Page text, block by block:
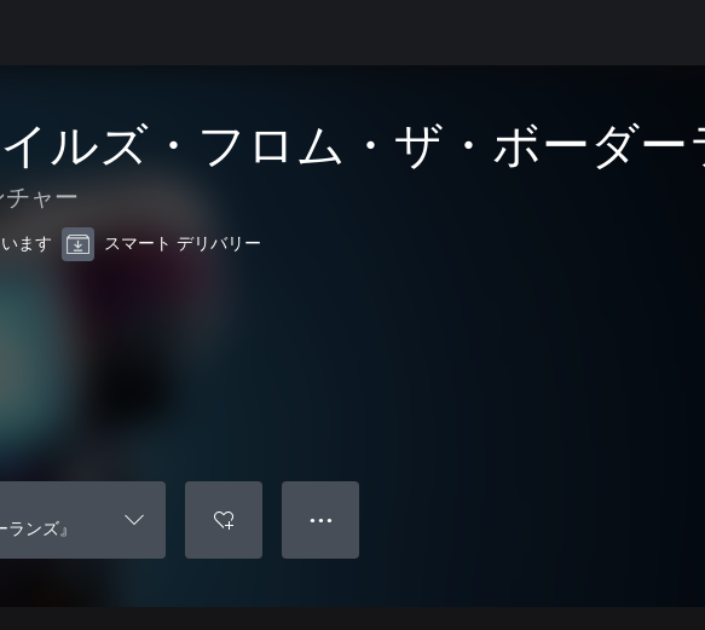
ルズ・フロム・ザ・ボーダー
チャー
ます スマート デリバリー
ンズ』
● ● ●